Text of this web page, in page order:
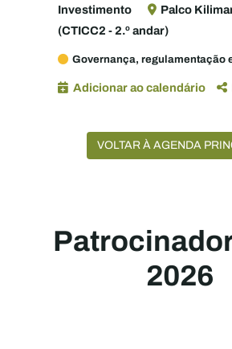
Investimento
Palco
(CTICC2 - 2.º andar)
Governança, regulamentação
Adicionar ao calendário
VOLTAR À AGENDA
2026